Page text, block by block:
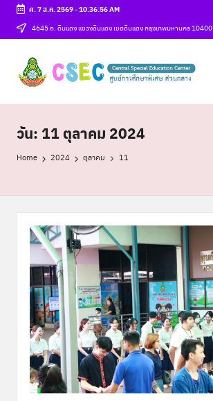
Skip
content
ศ. 7 ส.ค. 2569-10:36:57 AM
4645 ถ. ดินแดง แขวงดินแดง เขตดินแดง กรุงเทพมหานคร 10400
ศู
น
ก
า
ร
ก
ษ
พิ
ศ
ษ
csec
วัน: 11 ตุลาคม 2024
Home 2024 ตุลาคม 11